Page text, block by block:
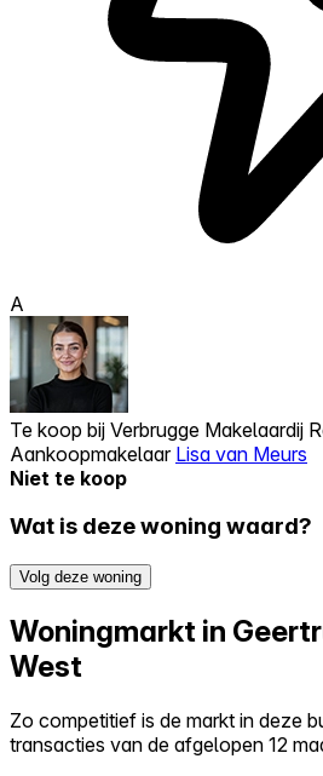
A
Te koop bij Verbrugge Makelaardij
Aankoopmakelaar Lisa van Meurs
Niet te koop
Wat is deze woning waard?
Volg deze woning
Woningmarkt in
West
Zo competitief is de markt in deze
transacties van de afgelopen 12